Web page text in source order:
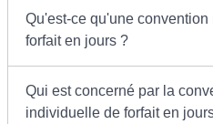
Qu'est-ce qu'une
forfait en jours ?
Qui est concerné par la
individuelle de forfait en